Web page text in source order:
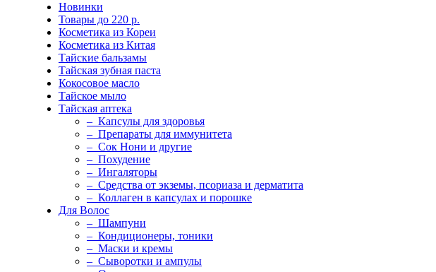
Новинки
Товары до 220 р.
Косметика из Кореи
Косметика из Китая
Тайские бальзамы
Тайская зубная паста
Кокосовое масло
Тайское мыло
Тайская аптека
– Капсулы для здоровья
– Препараты для иммунитета
– Сок Нони и другие
– Похудение
– Ингаляторы
– Средства от экземы, псориаза и дерматита
– Коллаген в капсулах и порошке
Для Волос
– Шампуни
– Кондиционеры, тоники
– Маски и кремы
– Сыворотки и ампулы